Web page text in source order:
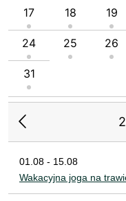
17 18 19
24 25 26
31
01.08 - 15.08
Wakacyjna joga na